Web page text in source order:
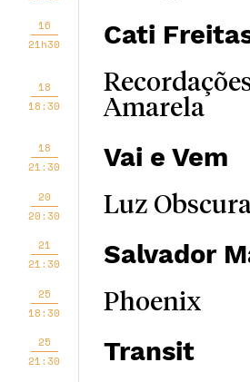
16
21h30
Cati
18
18:30
Amarela
18
21:30
Vai e Vem
20
20:30
Luz
21
21:30
Salvador
25
18:30
Phoenix
25
21:30
Transit